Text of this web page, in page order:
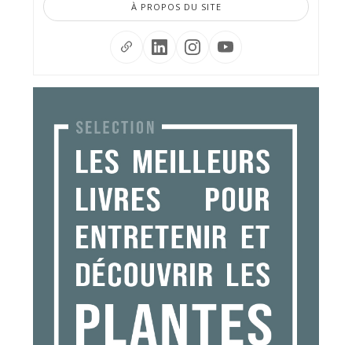
À PROPOS DU SITE